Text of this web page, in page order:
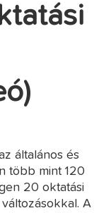
általános és
több mint 120
20 oktatási
A